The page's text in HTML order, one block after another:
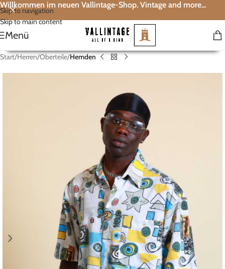
Skip to navigation
Skip to main content
Willkommen im neuen Vallintage-Shop. Vintage and more...
Menü
Start Herren Oberteile Hemden